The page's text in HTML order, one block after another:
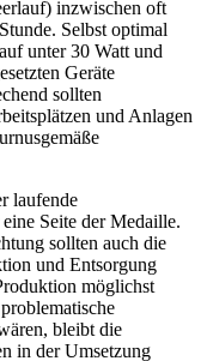
inzwischen oft
Selbst optimal
unter 30 Watt und
Geräte
sollten
und Anlagen
laufende
Seite der Medaille.
sollten auch die
und Entsorgung
möglichst
bleibt die
in der Umsetzung